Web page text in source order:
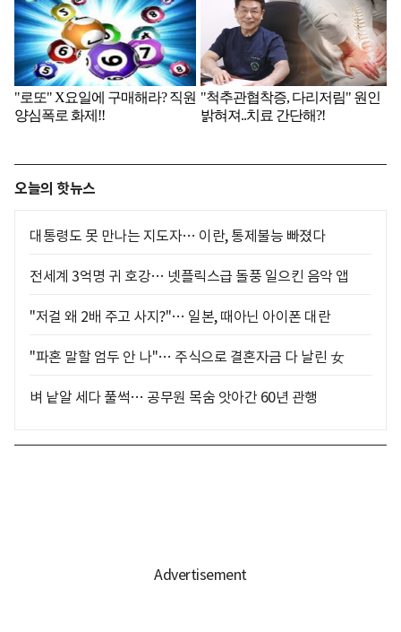
오늘의 핫뉴스
대통령도 못 만나는 지도자… 이란, 통제불능 빠졌다
전세계 3억명 귀 호강… 넷플릭스급 돌풍 일으킨 음악 앱
"저걸 왜 2배 주고 사지?"… 일본, 때아닌 아이폰 대란
"파혼 말할 엄두 안 나"… 주식으로 결혼자금 다 날린 女
벼 낱알 세다 풀썩… 공무원 목숨 앗아간 60년 관행